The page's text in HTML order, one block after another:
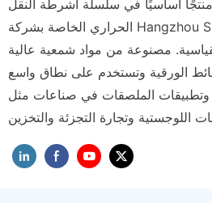
أساسيًا في سلسلة أشرطة النقل
الحراري الخاصة بشركة Hangzhou Sinoco، وهو مصمم خصيصًا
مصنوعة من مواد شمعية عالية
الورقية وتستخدم على نطاق واسع
وتطبيقات الملصقات في صناعات مثل